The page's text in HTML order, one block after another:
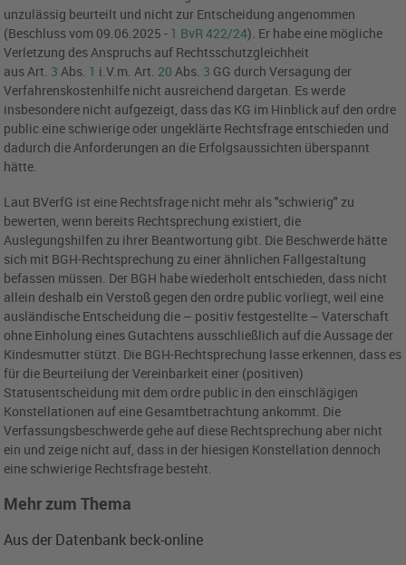
unzulässig beurteilt und nicht zur Entscheidung angenommen
(Beschluss vom 09.06.2025 - 1 BvR 422/24). Er habe eine mögliche
Verletzung des Anspruchs auf Rechtsschutzgleichheit
aus Art. 3 Abs. 1 i.V.m. Art. 20 Abs. 3 GG durch Versagung der
Verfahrenskostenhilfe nicht ausreichend dargetan. Es werde
insbesondere nicht aufgezeigt, dass das KG im Hinblick auf den ordre
public eine schwierige oder ungeklärte Rechtsfrage entschieden und
dadurch die Anforderungen an die Erfolgsaussichten überspannt
hätte.
Laut BVerfG ist eine Rechtsfrage nicht mehr als "schwierig" zu
bewerten, wenn bereits Rechtsprechung existiert, die
Auslegungshilfen zu ihrer Beantwortung gibt. Die Beschwerde hätte
sich mit BGH-Rechtsprechung zu einer ähnlichen Fallgestaltung
befassen müssen. Der BGH habe wiederholt entschieden, dass nicht
allein deshalb ein Verstoß gegen den ordre public vorliegt, weil eine
ausländische Entscheidung die – positiv festgestellte – Vaterschaft
ohne Einholung eines Gutachtens ausschließlich auf die Aussage der
Kindesmutter stützt. Die BGH-Rechtsprechung lasse erkennen, dass es
für die Beurteilung der Vereinbarkeit einer (positiven)
Statusentscheidung mit dem ordre public in den einschlägigen
Konstellationen auf eine Gesamtbetrachtung ankommt. Die
Verfassungsbeschwerde gehe auf diese Rechtsprechung aber nicht
ein und zeige nicht auf, dass in der hiesigen Konstellation dennoch
eine schwierige Rechtsfrage besteht.
Mehr zum Thema
Aus der Datenbank beck-online